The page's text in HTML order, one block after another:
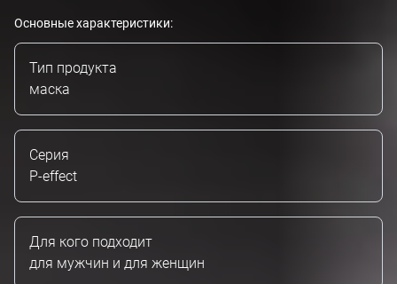
Основные характеристики:
Тип продукта
маска
Серия
P-effect
Для кого подходит
для мужчин и для женщин